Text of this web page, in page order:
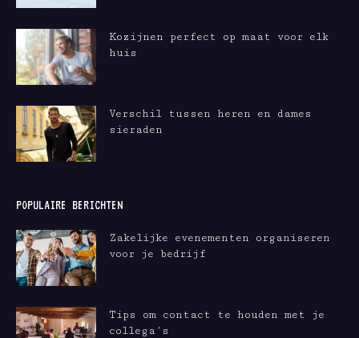
Kozijnen perfect op maat voor elk
huis
Verschil tussen heren en dames
sieraden
POPULAIRE BERICHTEN
Zakelijke evenementen organiseren
voor je bedrijf
Tips om contact te houden met je
collega’s